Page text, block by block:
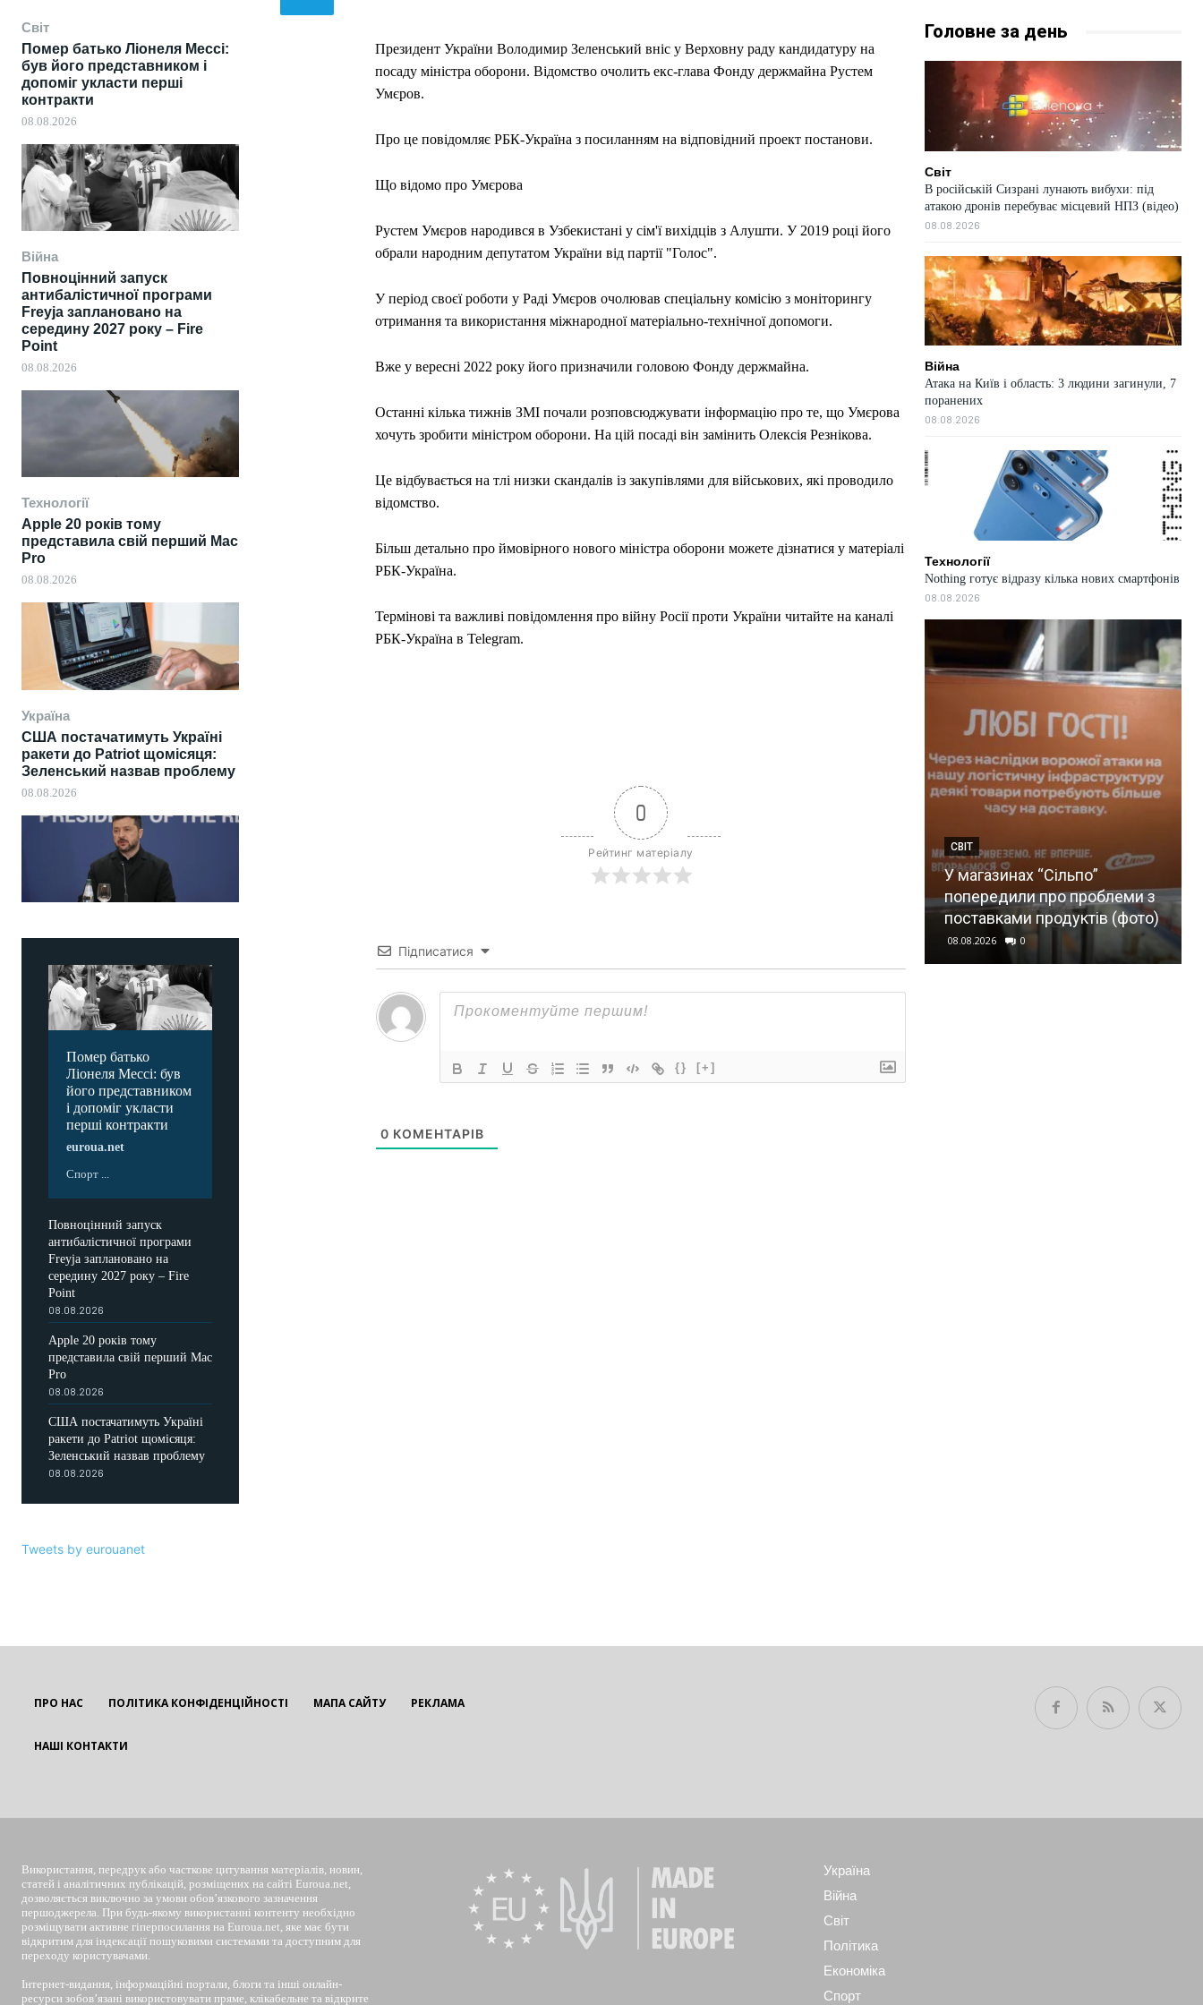
Світ
Помер батько Ліонеля Мессі:
був його представником і
допоміг укласти перші
контракти
08.08.2026
Війна
Повноцінний запуск
антибалістичної програми
Freyja заплановано на
середину 2027 року – Fire
Point
08.08.2026
Технології
Apple 20 років тому
представила свій перший Mac
Pro
08.08.2026
Україна
США постачатимуть Україні
ракети до Patriot щомісяця:
Зеленський назвав проблему
08.08.2026
Помер батько
Ліонеля Мессі: був
його представником
і допоміг укласти
перші контракти
euroua.net
Спорт ...
Повноцінний запуск
антибалістичної програми
Freyja заплановано на
середину 2027 року – Fire
Point
08.08.2026
Apple 20 років тому
представила свій перший Mac
Pro
08.08.2026
США постачатимуть Україні
ракети до Patriot щомісяця:
Зеленський назвав проблему
08.08.2026
Tweets by eurouanet
Президент України Володимир Зеленський вніс у Верховну раду кандидатуру на
посаду міністра оборони. Відомство очолить екс-глава Фонду держмайна Рустем
Умєров.
Про це повідомляє РБК-Україна з посиланням на відповідний проект постанови.
Що відомо про Умєрова
Рустем Умєров народився в Узбекистані у сім'ї вихідців з Алушти. У 2019 році його
обрали народним депутатом України від партії "Голос".
У період своєї роботи у Раді Умєров очолював спеціальну комісію з моніторингу
отримання та використання міжнародної матеріально-технічної допомоги.
Вже у вересні 2022 року його призначили головою Фонду держмайна.
Останні кілька тижнів ЗМІ почали розповсюджувати інформацію про те, що Умєрова
хочуть зробити міністром оборони. На цій посаді він замінить Олексія Резнікова.
Це відбувається на тлі низки скандалів із закупівлями для військових, які проводило
відомство.
Більш детально про ймовірного нового міністра оборони можете дізнатися у матеріалі
РБК-Україна.
Термінові та важливі повідомлення про війну Росії проти України читайте на каналі
РБК-Україна в Telegram.
0
Рейтинг матеріалу
Підписатися
{} [+]
0 КОМЕНТАРІВ
Головне за день
Світ
В російській Сизрані лунають вибухи: під
атакою дронів перебуває місцевий НПЗ (відео)
08.08.2026
Війна
Атака на Київ і область: 3 людини загинули, 7
поранених
08.08.2026
Технології
Nothing готує відразу кілька нових смартфонів
08.08.2026
СВІТ
У магазинах “Сільпо”
попередили про проблеми з
поставками продуктів (фото)
08.08.2026 0
ПРО НАС ПОЛІТИКА КОНФІДЕНЦІЙНОСТІ МАПА САЙТУ РЕКЛАМА
НАШІ КОНТАКТИ
Використання, передрук або часткове цитування матеріалів, новин,
статей і аналітичних публікацій, розміщених на сайті Euroua.net,
дозволяється виключно за умови обов’язкового зазначення
першоджерела. При будь-якому використанні контенту необхідно
розміщувати активне гіперпосилання на Euroua.net, яке має бути
відкритим для індексації пошуковими системами та доступним для
переходу користувачами.
Інтернет-видання, інформаційні портали, блоги та інші онлайн-
ресурси зобов’язані використовувати пряме, клікабельне та відкрите
Україна
Війна
Світ
Політика
Економіка
Спорт